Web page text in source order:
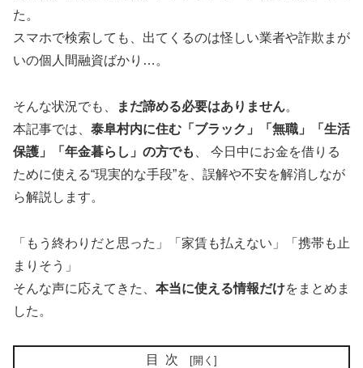
た。
スマホで検索しても、出てくるのは怪しい業者や詐欺まが
いの個人間融資ばかり…。
そんな状況でも、 まだ諦める必要はありません。
本記事では、 泰阜村内に住む「ブラック」「無職」「生活
保護」「年金暮らし」の方でも
、 今日中にお金を借りる
ために使える“現実的な手段”を、誤解や不安を解消しなが
ら解説します。
「もう終わりだと思った」「家賃も払えない」「携帯も止
まりそう」
そんな声に応えてきた、 本当に使える情報だけをまとめま
した。
目次